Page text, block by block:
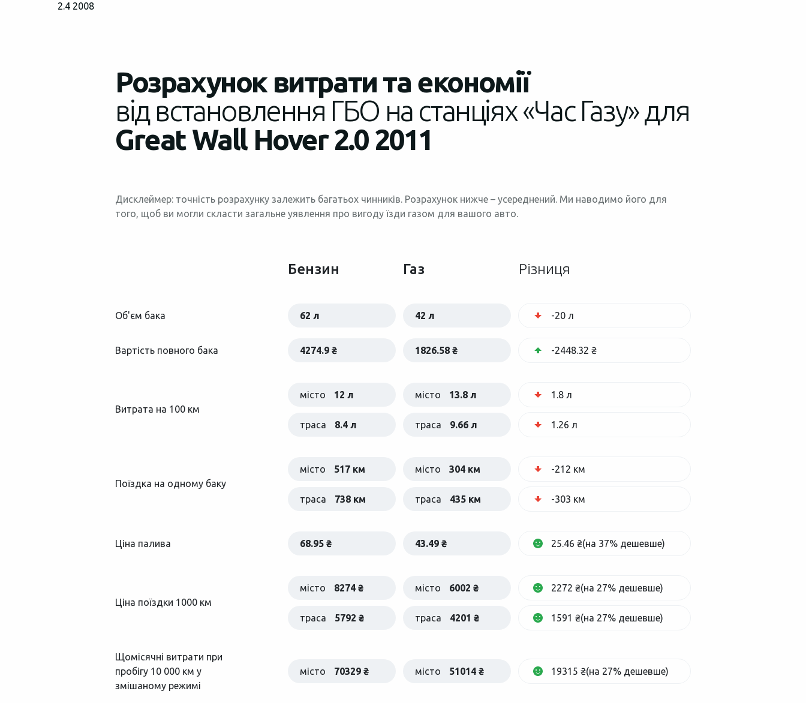
2.4 2008
Розрахунок витрати та економії
від встановлення ГБО на станціях «Час Газу» для
Great Wall Hover 2.0 2011
Дисклеймер: точність розрахунку залежить багатьох чинників. Розрахунок нижче – усереднений. Ми наводимо його для
того, щоб ви могли скласти загальне уявлення про вигоду їзди газом для вашого авто.
Бензин Газ Різниця
Об'єм бака 62 л 42 л -20 л
Вартість повного бака 4274.9 ₴ 1826.58 ₴ -2448.32 ₴
Витрата на 100 км
місто 12 л місто 13.8 л 1.8 л
траса 8.4 л траса 9.66 л 1.26 л
Поїздка на одному баку
місто 517 км місто 304 км -212 км
траса 738 км траса 435 км -303 км
Ціна палива 68.95 ₴ 43.49 ₴ 25.46 ₴(на 37% дешевше)
Ціна поїздки 1000 км
місто 8274 ₴ місто 6002 ₴ 2272 ₴(на 27% дешевше)
траса 5792 ₴ траса 4201 ₴ 1591 ₴(на 27% дешевше)
Щомісячні витрати при
пробігу 10 000 км у
змішаному режимі
місто 70329 ₴ місто 51014 ₴ 19315 ₴(на 27% дешевше)